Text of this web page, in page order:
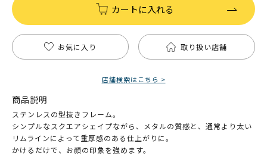
カートに入れる
お気に入り 取り扱い店舗
店舗検索はこちら >
商品説明
ステンレスの型抜きフレーム。
シンプルなスクエアシェイプながら、メタルの質感と、通常より太い
リムラインによって重厚感のある仕上がりに。
かけるだけで、お顔の印象を強めます。